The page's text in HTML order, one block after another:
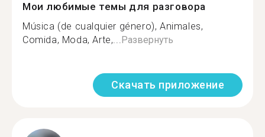
Мои любимые темы для разговора
Música (de cualquier género), Animales,
Comida, Moda, Arte,...Развернуть
Скачать приложение